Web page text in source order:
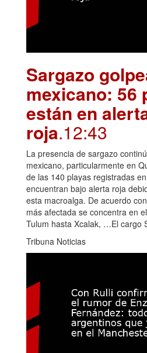
Sargazo
mexicano: 56
están en
roja.12:43
La presencia de sargazo
mexicano, particularmente en
de las 140 playas registradas
encuentran bajo alerta roja
esta macroalga. De acuerdo
más afectada se concentra en
Tulum hasta Xcalak, …El cargo
Tribuna Noticias